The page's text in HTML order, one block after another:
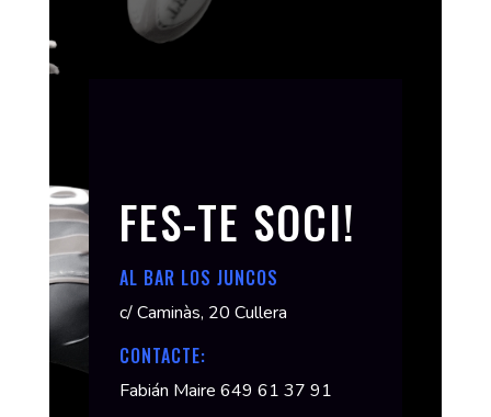
FES-TE SOCI!
AL BAR LOS JUNCOS
c/ Caminàs, 20 Cullera
CONTACTE:
Fabián Maire 649 61 37 91